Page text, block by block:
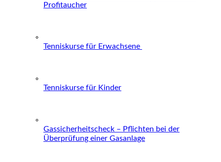
Profitaucher
Tenniskurse für Erwachsene
Tenniskurse für Kinder
Gassicherheitscheck – Pflichten bei der
Überprüfung einer Gasanlage